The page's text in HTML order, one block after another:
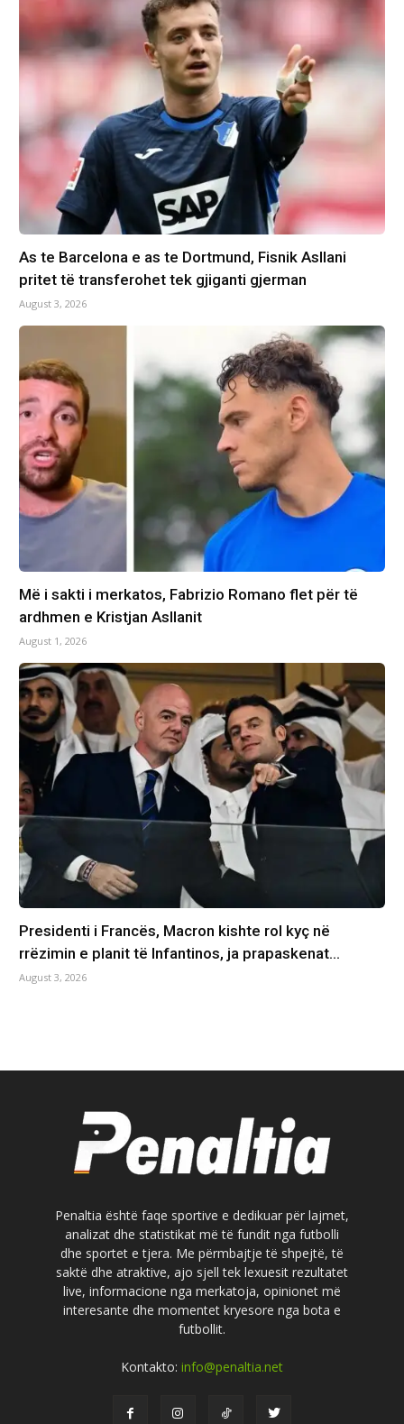
As te Barcelona e as te Dortmund, Fisnik Asllani
pritet të transferohet tek gjiganti gjerman
August 3, 2026
Më i sakti i merkatos, Fabrizio Romano flet për të
ardhmen e Kristjan Asllanit
August 1, 2026
Presidenti i Francës, Macron kishte rol kyç në
rrëzimin e planit të Infantinos, ja prapaskenat…
August 3, 2026
Penaltia është faqe sportive e dedikuar për lajmet,
analizat dhe statistikat më të fundit nga futbolli
dhe sportet e tjera. Me përmbajtje të shpejtë, të
saktë dhe atraktive, ajo sjell tek lexuesit rezultatet
live, informacione nga merkatoja, opinionet më
interesante dhe momentet kryesore nga bota e
futbollit.
Kontakto: info@penaltia.net